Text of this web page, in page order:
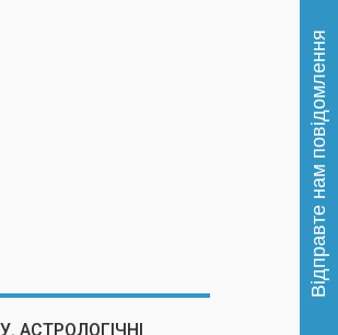
АСТРОЛОГІЧНІ
Відправте нам повідомлення